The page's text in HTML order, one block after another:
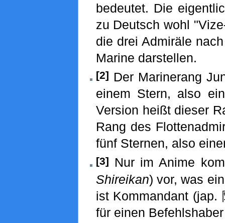
bedeutet. Die
zu Deutsch wohl
die drei Admiräle
Marine darstellen.
[2] Der Marinerang
einem Stern, also
Version heißt dieser
Rang des
fünf Sternen, also
[3]
Nur im Anime
Shireikan) vor, was
ist Kommandant
für einen